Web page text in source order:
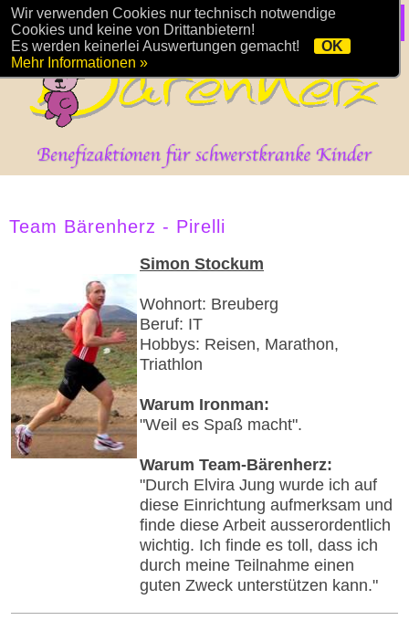
Team Bärenherz - Pirelli
Simon Stockum
Wohnort: Breuberg
Beruf: IT
Hobbys: Reisen, Marathon,
Triathlon
Warum Ironman:
"Weil es Spaß macht".
Warum Team-Bärenherz:
"Durch Elvira Jung wurde ich auf
diese Einrichtung aufmerksam und
finde diese Arbeit ausserordentlich
wichtig. Ich finde es toll, dass ich
durch meine Teilnahme einen
guten Zweck unterstützen kann."
Wir verwenden Cookies nur technisch notwendige
Cookies und keine von Drittanbietern!
Es werden keinerlei Auswertungen gemacht!
OK
Mehr Informationen »